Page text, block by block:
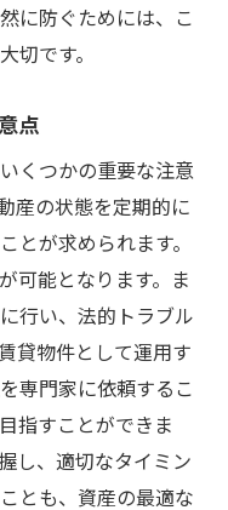
に防ぐためには、こ
切です。
点
くつかの重要な注意
産の状態を定期的に
とが求められます。
可能となります。ま
行い、法的トラブル
貸物件として運用す
専門家に依頼するこ
指すことができま
し、適切なタイミン
とも、資産の最適な